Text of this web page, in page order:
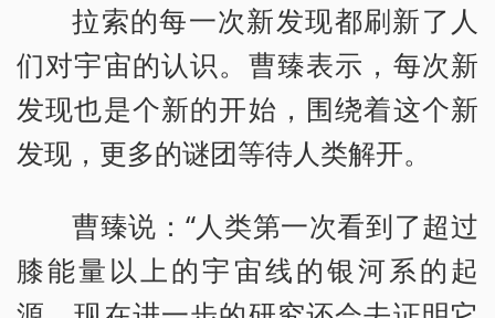
拉索的每一次新发现都刷新了人
们对宇宙的认识。曹臻表示，每次新
发现也是个新的开始，围绕着这个新
发现，更多的谜团等待人类解开。
曹臻说：“人类第一次看到了超过
膝能量以上的宇宙线的银河系的起